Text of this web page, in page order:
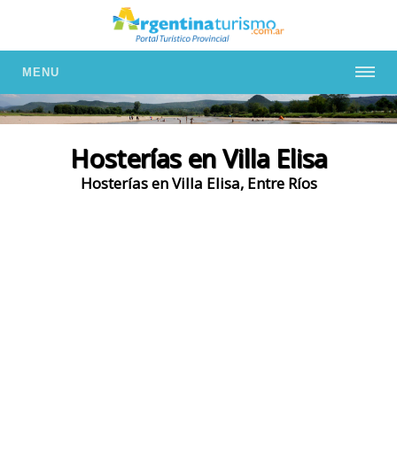
MENU
Hosterías en Villa Elisa
Hosterías en Villa Elisa, Entre Ríos